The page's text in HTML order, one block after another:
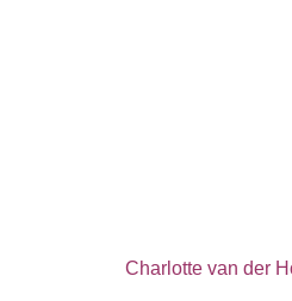
Charlotte van der